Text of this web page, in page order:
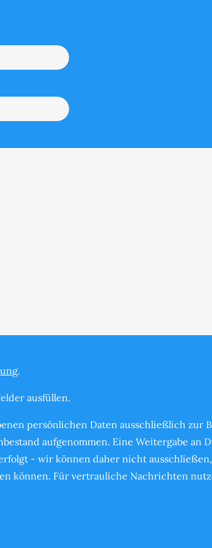
.
ausfüllen.
persönlichen Daten ausschließlich zur
aufgenommen. Eine Weitergabe an
- wir können daher nicht
können. Für vertrauliche Nachrichten